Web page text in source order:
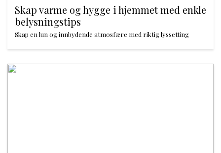
Skap varme og hygge i hjemmet med enkle
belysningstips
Skap en lun og innbydende atmosfære med riktig lyssetting